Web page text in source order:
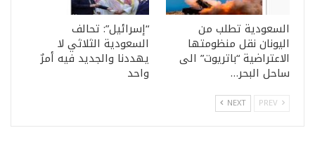
السعودية تطلب من
اليونان نقل منظومتها
الاعتراضية “باتريوت” الى
ساحل البحر…
“إسرائيل”: تحالف
السعودية الثلاثي لا
يهددنا والجديد فيه أمرٌ
واحد
NEXT